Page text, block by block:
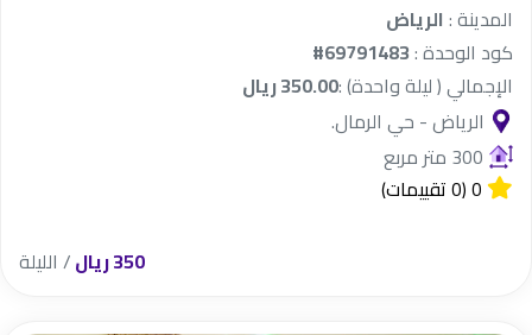
المدينة : الرياض
كود الوحدة :#69791483
الإجمالي ( ليلة واحدة) :350.00 ريال
الرياض - حي الرمال.
300 متر مربع
0(0 تقييمات)
350 ريال / الليلة